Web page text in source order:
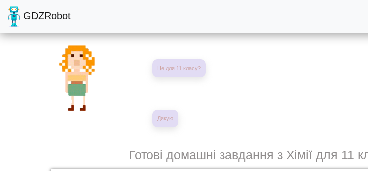
GDZRobot
Це для 11 класу?
Дякую
Готові домашні завдання з Хімії для